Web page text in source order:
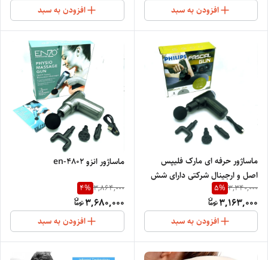
افزودن به سبد افزودن به سبد
ماساژور حرفه ای مارک فلیپس
اصل و ارجینال شرکتی دارای شش
قدرت متفاوت چهار کاره برای ماساژ
کل بدن
3,340,000
5%
3,163,000
افزودن به سبد
ماساژور انزو en-4802
3,864,000
4%
3,680,000
افزودن به سبد